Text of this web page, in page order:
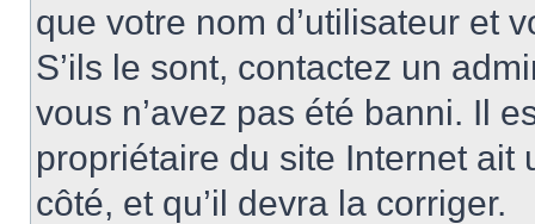
que votre nom d’utilisateur et
S’ils le sont, contactez un
vous n’avez pas été banni. Il
propriétaire du site Internet
côté, et qu’il devra la corriger.